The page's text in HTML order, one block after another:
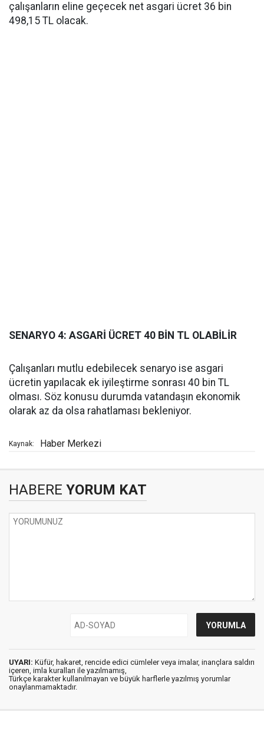
çalışanların eline geçecek net asgari ücret 36 bin
498,15 TL olacak.
SENARYO 4: ASGARİ ÜCRET 40 BİN TL OLABİLİR
Çalışanları mutlu edebilecek senaryo ise asgari
ücretin yapılacak ek iyileştirme sonrası 40 bin TL
olması. Söz konusu durumda vatandaşın ekonomik
olarak az da olsa rahatlaması bekleniyor.
Kaynak: Haber Merkezi
HABERE YORUM KAT
UYARI: Küfür, hakaret, rencide edici cümleler veya imalar, inançlara saldırı
içeren, imla kuralları ile yazılmamış,
Türkçe karakter kullanılmayan ve büyük harflerle yazılmış yorumlar
onaylanmamaktadır.